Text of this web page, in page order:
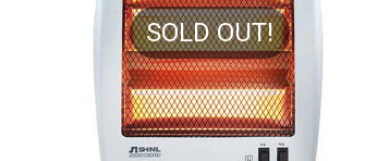
SOLD OUT!